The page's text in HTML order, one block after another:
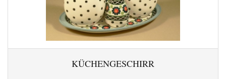
KÜCHENGESCHIRR